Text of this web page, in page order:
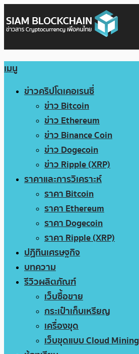
เมนู
ข่าวคริปโตเคอเรนซี่
ข่าว Bitcoin
ข่าว Ethereum
ข่าว Binance Coin
ข่าว Dogecoin
ข่าว Ripple (XRP)
ราคาและการวิเคราะห์
ราคา Bitcoin
ราคา Ethereum
ราคา Dogecoin
ราคา Ripple (XRP)
ปฏิทินเศรษฐกิจ
บทความ
รีวิวผลิตภัณฑ์
เว็บซื้อขาย
กระเป๋าเก็บเหรียญ
เครื่องขุด
เว็บขุดแบบ Cloud Mining